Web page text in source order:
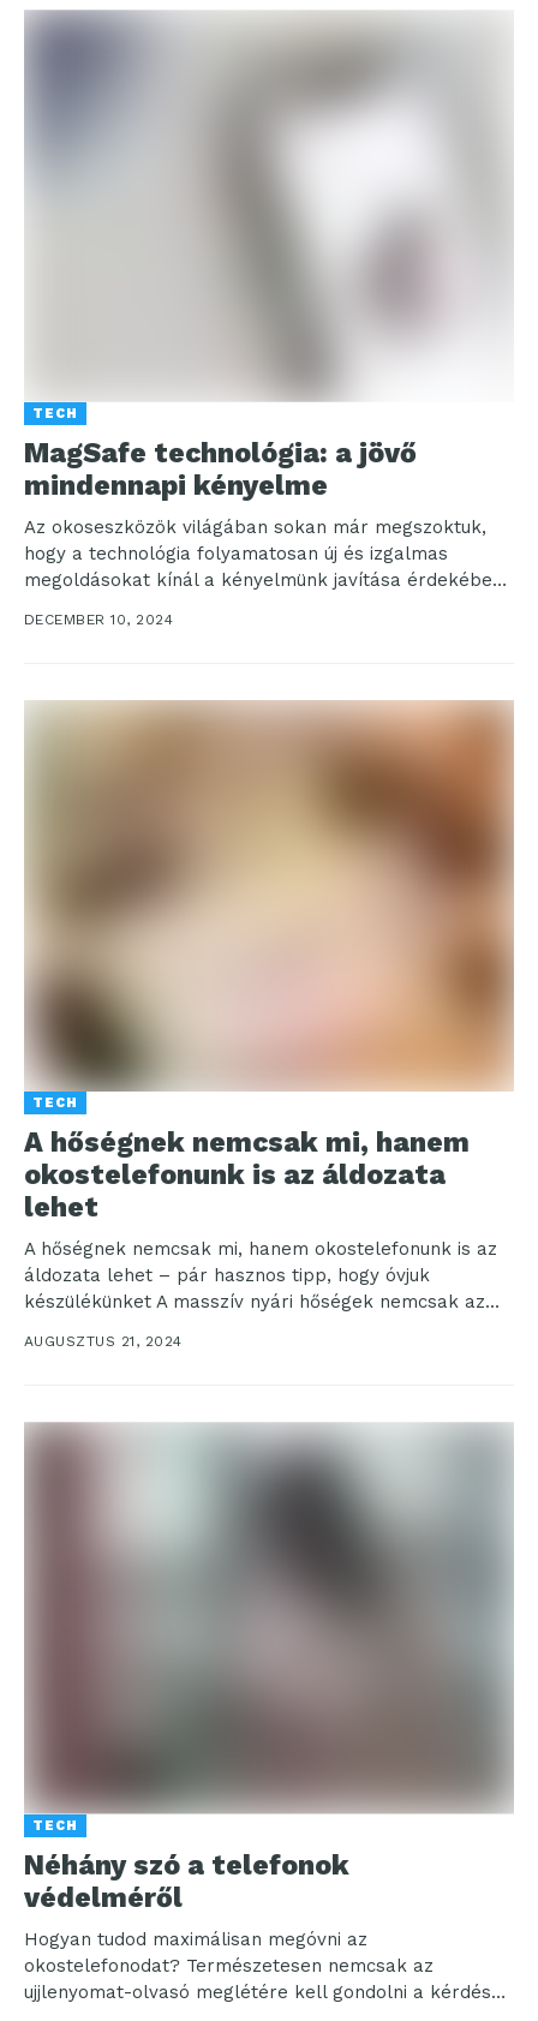
TECH
MagSafe technológia: a jövő
mindennapi kényelme
Az okoseszközök világában sokan már megszoktuk,
hogy a technológia folyamatosan új és izgalmas
megoldásokat kínál a kényelmünk javítása érdekében.
DECEMBER 10, 2024
TECH
A hőségnek nemcsak mi, hanem
okostelefonunk is az áldozata
lehet
A hőségnek nemcsak mi, hanem okostelefonunk is az
áldozata lehet – pár hasznos tipp, hogy óvjuk
készülékünket A masszív nyári hőségek nemcsak az...
AUGUSZTUS 21, 2024
TECH
Néhány szó a telefonok
védelméről
Hogyan tudod maximálisan megóvni az
okostelefonodat? Természetesen nemcsak az
ujjlenyomat-olvasó meglétére kell gondolni a kérdés